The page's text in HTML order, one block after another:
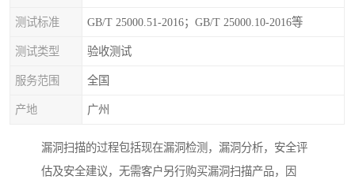
测试标准 GB/T 25000.51-2016；GB/T 25000.10-2016等
测试类型 验收测试
服务范围 全国
产地 广州
漏洞扫描的过程包括现在漏洞检测，漏洞分析，安全评
估及安全建议，无需客户另行购买漏洞扫描产品，因